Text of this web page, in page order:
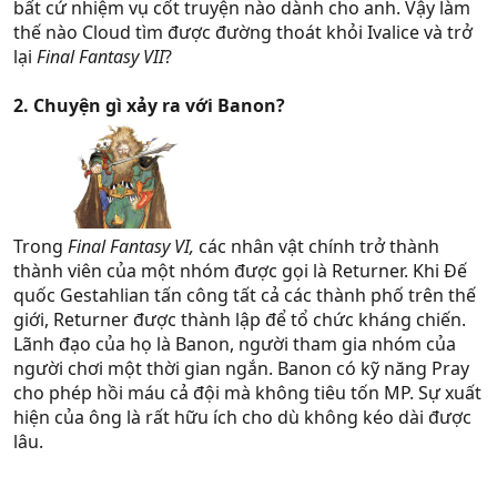
bất cứ nhiệm vụ cốt truyện nào dành cho anh. Vậy làm
thế nào Cloud tìm được đường thoát khỏi Ivalice và trở
lại Final Fantasy VII?
2. Chuyện gì xảy ra với Banon?
Trong Final Fantasy VI, các nhân vật chính trở thành
thành viên của một nhóm được gọi là Returner. Khi Đế
quốc Gestahlian tấn công tất cả các thành phố trên thế
giới, Returner được thành lập để tổ chức kháng chiến.
Lãnh đạo của họ là Banon, người tham gia nhóm của
người chơi một thời gian ngắn. Banon có kỹ năng Pray
cho phép hồi máu cả đội mà không tiêu tốn MP. Sự xuất
hiện của ông là rất hữu ích cho dù không kéo dài được
lâu.